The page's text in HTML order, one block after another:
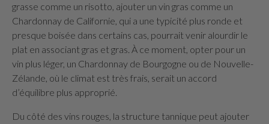
grasse comme un risotto, ajouter un vin gras comme un
Chardonnay de Californie, qui a une typicité plus ronde et
presque boisée dans certains cas, pourrait venir alourdir le
plat en associant gras et gras. À ce moment, opter pour un
vin plus léger, un Chardonnay de Bourgogne ou de Nouvelle-
Zélande, où le climat est très frais, serait un accord
d’équilibre plus approprié.
Du côté des vins rouges, la structure tannique peut ajouter